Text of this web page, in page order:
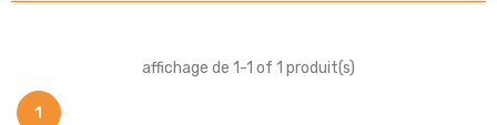
affichage de 1-1 of 1 produit(s)
1